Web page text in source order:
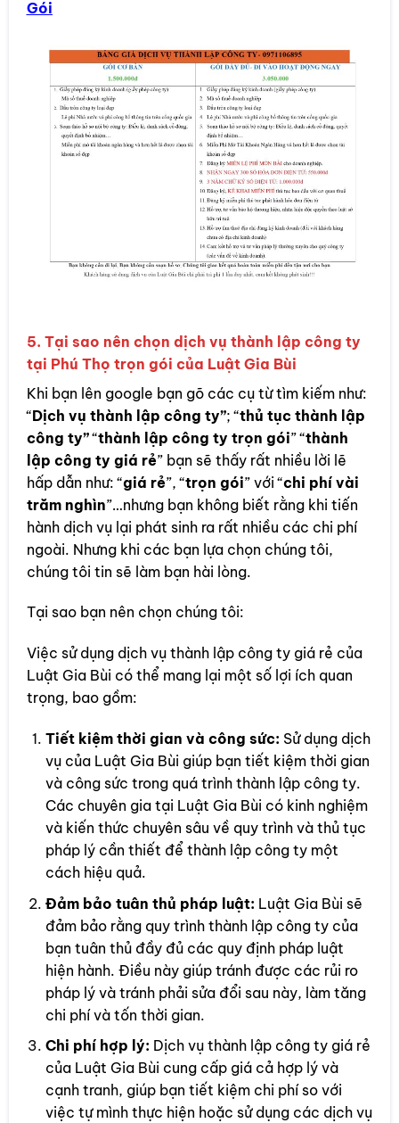
Gói
5. Tại sao nên chọn dịch vụ thành lập công ty
tại Phú Thọ trọn gói của Luật Gia Bùi
Khi bạn lên google bạn gõ các cụ từ tìm kiếm như:
“Dịch vụ thành lập công ty”; “thủ tục thành lập
công ty”“thành lập công ty trọn gói” “thành
lập công ty giá rẻ” bạn sẽ thấy rất nhiều lời lẽ
hấp dẫn như: “giá rẻ”, “trọn gói” với “chi phí vài
trăm nghìn”…nhưng bạn không biết rằng khi tiến
hành dịch vụ lại phát sinh ra rất nhiều các chi phí
ngoài. Nhưng khi các bạn lựa chọn chúng tôi,
chúng tôi tin sẽ làm bạn hài lòng.
Tại sao bạn nên chọn chúng tôi:
Việc sử dụng dịch vụ thành lập công ty giá rẻ của
Luật Gia Bùi có thể mang lại một số lợi ích quan
trọng, bao gồm:
Tiết kiệm thời gian và công sức: Sử dụng dịch
vụ của Luật Gia Bùi giúp bạn tiết kiệm thời gian
và công sức trong quá trình thành lập công ty.
Các chuyên gia tại Luật Gia Bùi có kinh nghiệm
và kiến thức chuyên sâu về quy trình và thủ tục
pháp lý cần thiết để thành lập công ty một
cách hiệu quả.
Đảm bảo tuân thủ pháp luật: Luật Gia Bùi sẽ
đảm bảo rằng quy trình thành lập công ty của
bạn tuân thủ đầy đủ các quy định pháp luật
hiện hành. Điều này giúp tránh được các rủi ro
pháp lý và tránh phải sửa đổi sau này, làm tăng
chi phí và tốn thời gian.
Chi phí hợp lý: Dịch vụ thành lập công ty giá rẻ
của Luật Gia Bùi cung cấp giá cả hợp lý và
cạnh tranh, giúp bạn tiết kiệm chi phí so với
việc tự mình thực hiện hoặc sử dụng các dịch vụ